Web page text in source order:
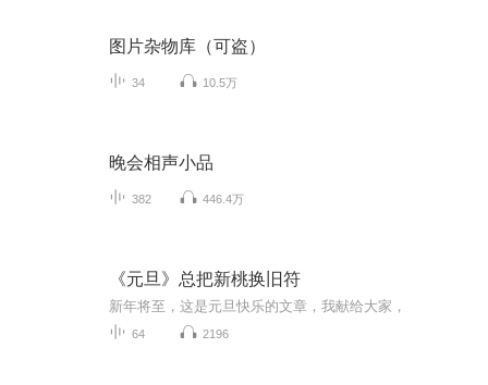
图片杂物库（可盗）
34 10.5万
晚会相声小品
382 446.4万
《元旦》总把新桃换旧符
新年将至，这是元旦快乐的文章，我献给大家，
64 2196